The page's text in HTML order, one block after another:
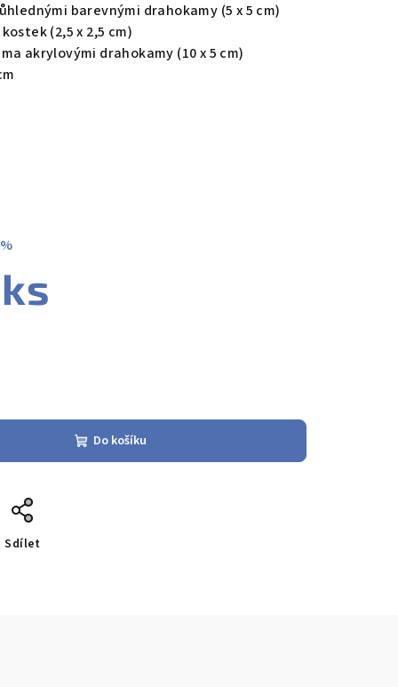
barevnými drahokamy (5 x 5 cm)
(2,5 x 2,5 cm)
akrylovými drahokamy (10 x 5 cm)
Do košíku
Sdílet